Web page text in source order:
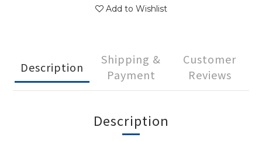
Add to Wishlist
Description
Shipping &
Payment
Customer
Reviews
Description